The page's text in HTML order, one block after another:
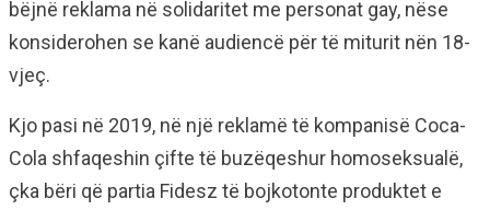
bëjnë reklama në solidaritet me personat gay, nëse
konsiderohen se kanë audiencë për të miturit nën 18-
vjeç.
Kjo pasi në 2019, në një reklamë të kompanisë Coca-
Cola shfaqeshin çifte të buzëqeshur homoseksualë,
çka bëri që partia Fidesz të bojkotonte produktet e